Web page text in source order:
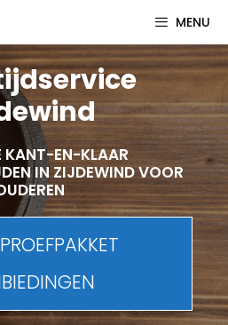
MENU
KANT-EN-KLAAR
IN ZIJDEWIND VOOR